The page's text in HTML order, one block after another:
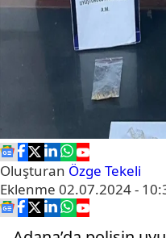
Oluşturan Özge Tekeli
Eklenme 02.07.2024 -